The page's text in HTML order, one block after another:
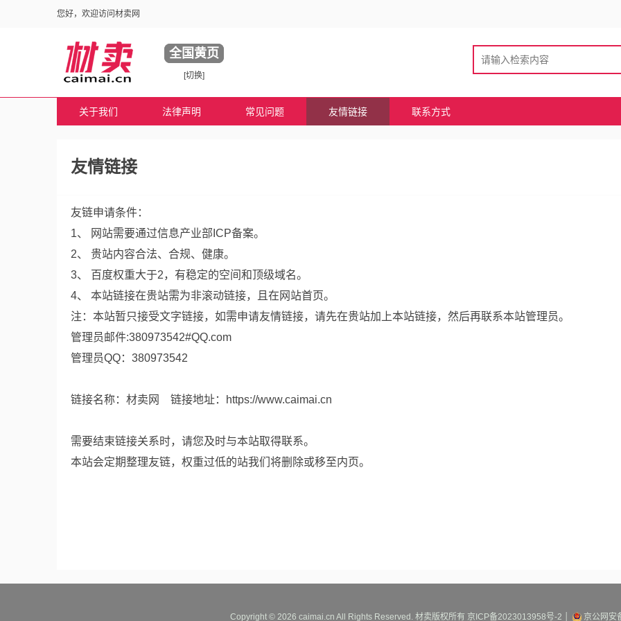
您好，欢迎访问材卖网
全国黄页
[切换]
关于我们 法律声明 常见问题 友情链接 联系方式
友情链接
友链申请条件：
1、 网站需要通过信息产业部ICP备案。
2、 贵站内容合法、合规、健康。
3、 百度权重大于2，有稳定的空间和顶级域名。
4、 本站链接在贵站需为非滚动链接，且在网站首页。
注：本站暂只接受文字链接，如需申请友情链接，请先在贵站加上本站链接，然后再联系本站管理员。
管理员邮件:380973542#QQ.com
管理员QQ：380973542
链接名称：材卖网 链接地址：https://www.caimai.cn
需要结束链接关系时，请您及时与本站取得联系。
本站会定期整理友链，权重过低的站我们将删除或移至内页。
Copyright © 2026 caimai.cn All Rights Reserved. 材卖版权所有 京ICP备2023013958号-2 京公网安